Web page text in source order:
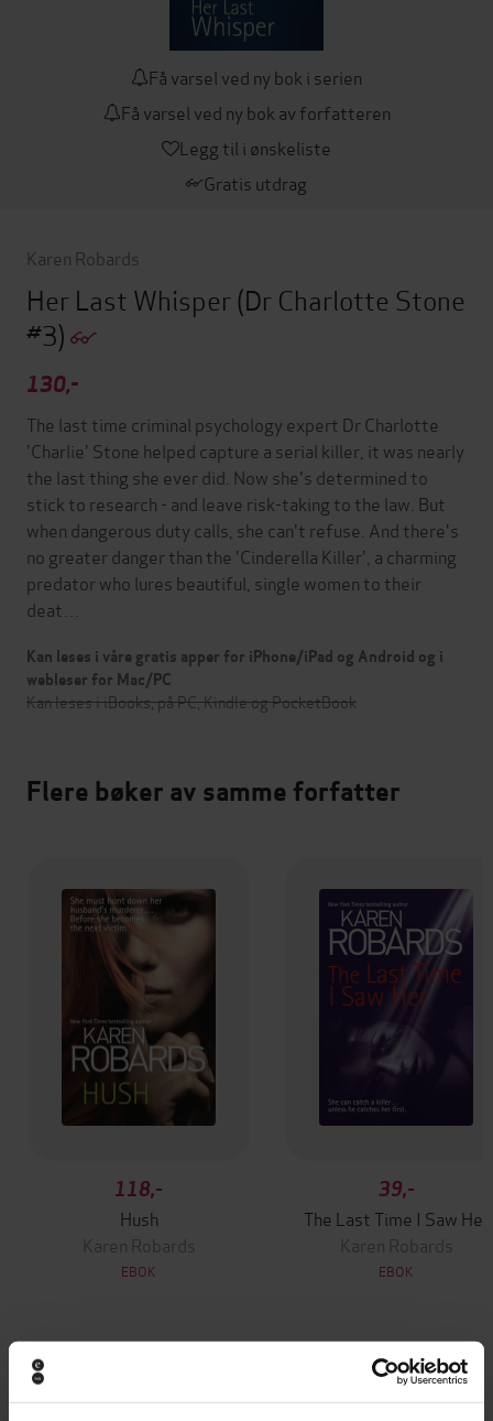
Få varsel ved ny bok i serien
Få varsel ved ny bok av forfatteren
Legg til i ønskeliste
Gratis utdrag
Karen Robards
Her Last Whisper(Dr Charlotte Stone
#3)
130,-
The last time criminal psychology expert Dr Charlotte
'Charlie' Stone helped capture a serial killer, it was nearly
the last thing she ever did. Now she's determined to
stick to research - and leave risk-taking to the law. But
when dangerous duty calls, she can't refuse. And there's
no greater danger than the 'Cinderella Killer', a charming
predator who lures beautiful, single women to their
deat…
Kan leses i våre gratis apper for iPhone/iPad og Android og i
webleser for Mac/PC
Kan leses i iBooks, på PC, Kindle og PocketBook
Flere bøker av samme forfatter
118,-
Hush
Karen Robards
EBOK
39,-
The Last Time I Saw Her
Karen Robards
EBOK
Andre har også kjøpt